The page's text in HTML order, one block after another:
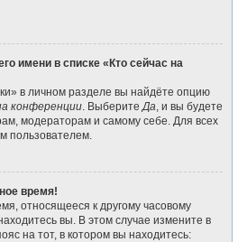
имени в списке «Кто сейчас на
в личном разделе вы найдёте опцию
конференции. ВыберитеДа, и вы будете
модераторам и самому себе. Для всех
пользователем.
время!
относящееся к другому часовому
вы. В этом случае измените в
на тот, в котором вы находитесь: